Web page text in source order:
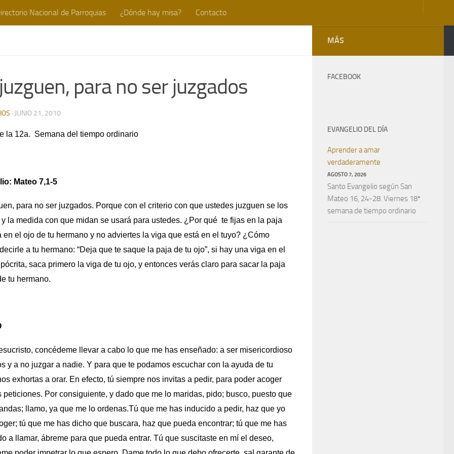
Nacional de Parroquias ¿Dónde hay misa? Contacto
para no ser juzgados
· JUNIO 21, 2010
la 12a. Semana del tiempo ordinario
Mateo 7,1-5
para no ser juzgados. Porque con el criterio con que ustedes juzguen se los
y la medida con que midan se usará para ustedes. ¿Por qué te fijas en la paja
en el ojo de tu hermano y no adviertes la viga que está en el tuyo? ¿Cómo
a tu hermano: “Deja que te saque la paja de tu ojo”, si hay una viga en el
saca primero la viga de tu ojo, y entonces verás claro para sacar la paja
tu hermano.
concédeme llevar a cabo lo que me has enseñado: a ser misericordioso
y a no juzgar a nadie. Y para que te podamos escuchar con la ayuda de tu
exhortas a orar. En efecto, tú siempre nos invitas a pedir, para poder acoger
peticiones. Por consiguiente, y dado que me lo maridas, pido; busco, puesto que
llamo, ya que me lo ordenas.Tú que me has inducido a pedir, haz que yo
tú que me has dicho que buscara, haz que pueda encontrar; tú que me has
a llamar, ábreme para que pueda entrar. Tú que suscitaste en mí el deseo,
MÁS
FACEBOOK
EVANGELIO DEL DÍA
Aprender a amar
verdaderamente
AGOSTO 7, 2026
Santo Evangelio según San
Mateo 16, 24-28. Viernes 18ª
semana de tiempo ordinario